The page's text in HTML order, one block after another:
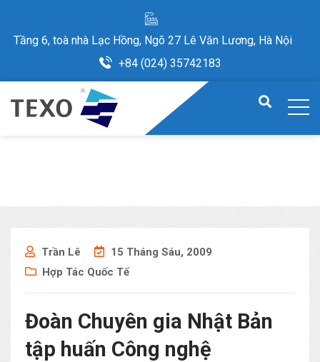
Tầng 6, toà nhà Lạc Hồng, Ngõ 27 Lê Văn Lương, Hà Nội
+84 (024) 35742183
Trần Lê
15 Tháng Sáu, 2009
Hợp Tác Quốc Tế
Đoàn Chuyên gia Nhật Bản
tập huấn Công nghệ